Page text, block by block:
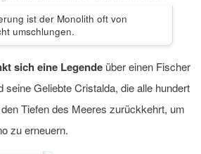
ist der Monolith oft von
umschlungen.
sich eine Legende über einen Fischer
seine Geliebte Cristalda, die alle hundert
Tiefen des Meeres zurückkehrt, um
zu erneuern.